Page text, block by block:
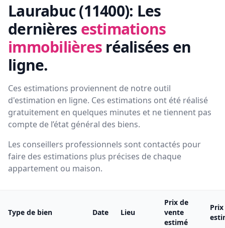
Laurabuc (11400): Les
dernières estimations
immobilières réalisées en
ligne.
Ces estimations proviennent de notre outil
d'estimation en ligne. Ces estimations ont été réalisé
gratuitement en quelques minutes et ne tiennent pas
compte de l’état général des biens.
Les conseillers professionnels sont contactés pour
faire des estimations plus précises de chaque
appartement ou maison.
Type de bien Date Lieu
Prix de
vente
estimé
Prix